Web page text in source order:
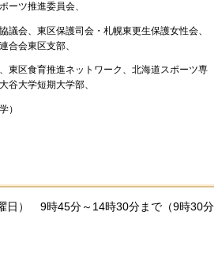
ーツ推進委員会、
会、東区保護司会・札幌東更生保護女性会、
合会東区支部、
東区食育推進ネットワーク、北海道スポーツ専
谷大学短期大学部、
）
日） 9時45分～14時30分まで（9時30分